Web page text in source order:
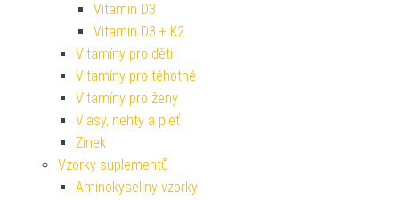
Vitamin D3
Vitamin D3 + K2
Vitamíny pro děti
Vitamíny pro těhotné
Vitamíny pro ženy
Vlasy, nehty a pleť
Zinek
Vzorky suplementů
Aminokyseliny vzorky